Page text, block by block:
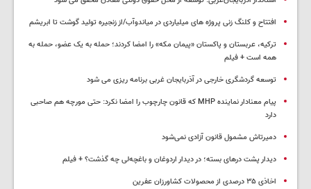
افتتاح و کلنگ زنی پروژه های میلیاردی در میاندوآب/از زنجیره تولید گوشت تا ابریشم
ترکیه، عربستان و پاکستان «پیمان مکه» را امضا کردند؛ حمله به یک عضو، حمله به
همه است + فیلم
توسعه گردشگری خارجی در آذربایجان غربی برنامه ریزی می شود
پیام معنادار نماینده MHP که قانون چارچوب را امضا نکرد: حتی مورچه هم صاحبی
دارد
دمیرتاش مشمول قانون آزادی نمی‌شود
دیدار پشت درهای بسته؛ در دیدار اردوغان و باغچه‌لی چه گذشت؟ + فیلم
اخاذی ۳۵ درصدی از محصولات کشاورزان عفرین